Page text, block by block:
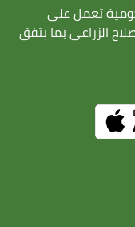
تعمل على
الزراعى بما يتفق